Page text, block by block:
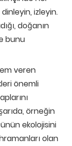
izleyin.
doğanın
bunu
veren
önemli
örneğin
ekolojisini
olan